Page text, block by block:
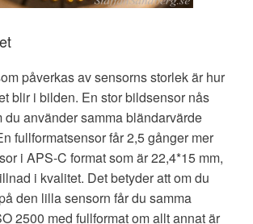
påverkas av sensorns storlek är hur
blir i bilden. En stor bildsensor nås
du använder samma bländarvärde
fullformatsensor får 2,5 gånger mer
i APS-C format som är 22,4*15 mm,
i kvalitet. Det betyder att om du
den lilla sensorn får du samma
2500 med fullformat om allt annat är